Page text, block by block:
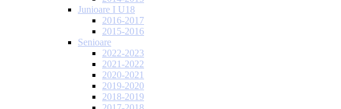
Junioare I U18
2016-2017
2015-2016
Senioare
2022-2023
2021-2022
2020-2021
2019-2020
2018-2019